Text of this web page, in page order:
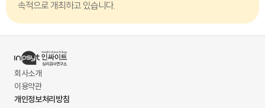
속적으로 개최하고 있습니다.
회사소개
이용약관
개인정보처리방침